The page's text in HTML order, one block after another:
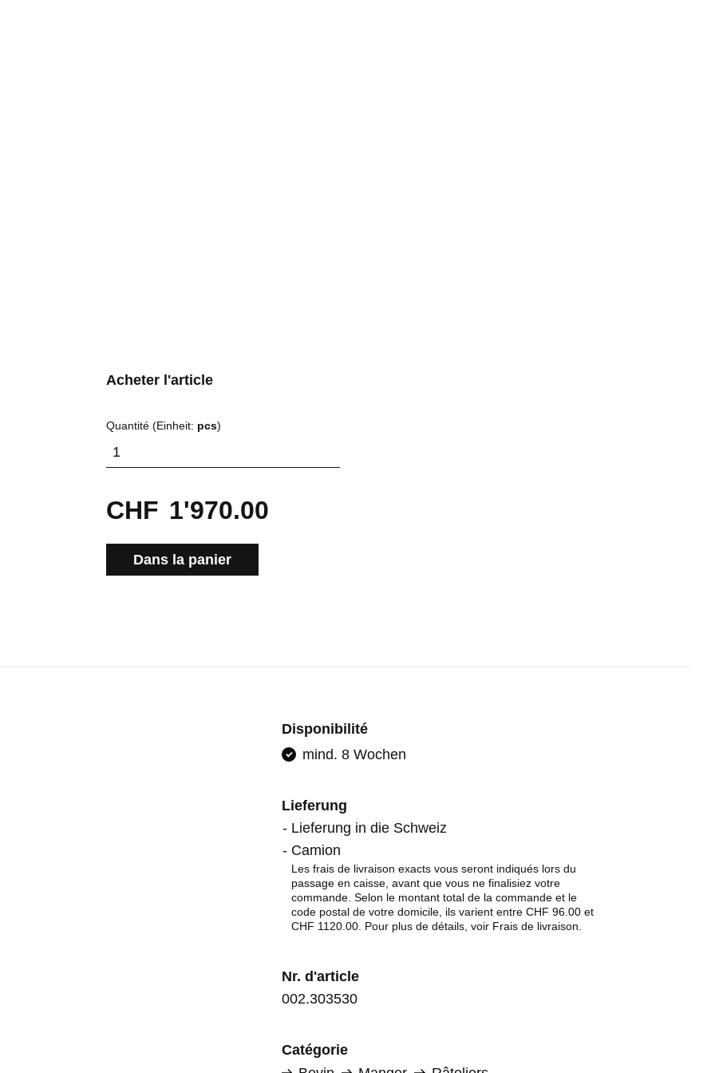
Acheter l'article
Quantité (Einheit: pcs)
CHF 1'970.00
Dans la panier
Disponibilité
mind. 8 Wochen
Lieferung
Lieferung in die Schweiz
Camion
Les frais de livraison exacts vous seront indiqués lors du
passage en caisse, avant que vous ne finalisiez votre
commande. Selon le montant total de la commande et le
code postal de votre domicile, ils varient entre CHF 96.00 et
CHF 1120.00. Pour plus de détails, voir Frais de livraison.
Nr. d'article
002.303530
Catégorie